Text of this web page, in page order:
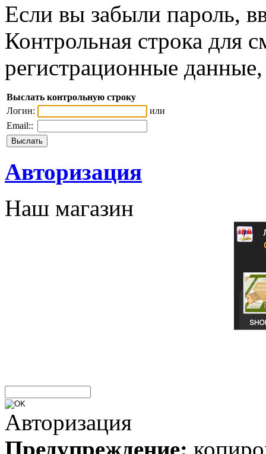
Если вы забыли пароль,
Контрольная строка для
регистрационные
Выслать контрольную строку
Логин:
или
Email::
Авторизация
Наш магазин
Авторизация
Предупреждение: